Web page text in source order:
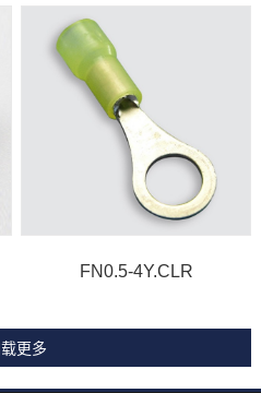
FN0.5-4Y.CLR